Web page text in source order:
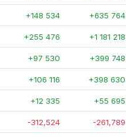
+148 534 +635 764
+255 476 +1 181 218
+97 530 +399 748
+106 116 +398 630
+12 335 +55 695
-312,524 -261,789